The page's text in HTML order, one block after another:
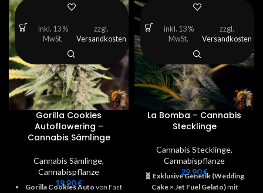
Gorilla Cookies
Autoflowering –
Cannabis Sämlinge
Cannabis Sämlinge,
Cannabispflanze
19,90€
Gorilla Cookies Auto von Fast
inkl. 13 %
MwSt.
zzgl.
Versandkosten
La Bomba – Cannabis
Stecklinge
Cannabis Stecklinge,
Cannabispflanze
29,90€
🧬 Exklusive Genetik (Wedding
Cake × Jet Fuel Gelato)mit
inkl. 13 %
MwSt.
zzgl.
Versandkosten